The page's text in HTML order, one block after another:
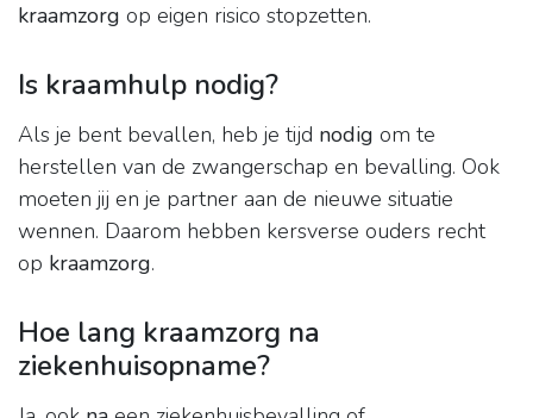
kraamzorg op eigen risico stopzetten.
Is kraamhulp nodig?
Als je bent bevallen, heb je tijd nodig om te
herstellen van de zwangerschap en bevalling. Ook
moeten jij en je partner aan de nieuwe situatie
wennen. Daarom hebben kersverse ouders recht
op kraamzorg.
Hoe lang kraamzorg na
ziekenhuisopname?